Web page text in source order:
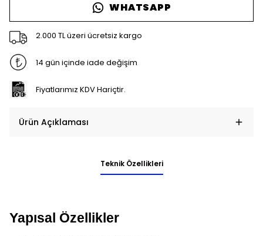
WHATSAPP
2.000 TL üzeri ücretsiz kargo
14 gün içinde iade değişim
Fiyatlarımız KDV Hariçtir.
Ürün Açıklaması
Teknik Özellikleri
Yapısal Özellikler